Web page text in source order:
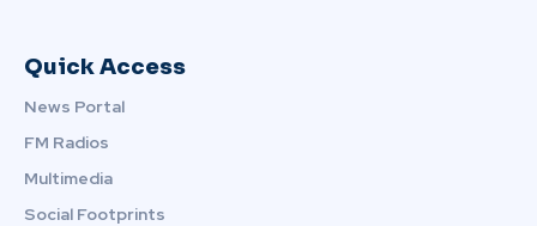
Quick Access
News Portal
FM Radios
Multimedia
Social Footprints